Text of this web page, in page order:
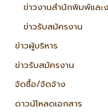
ข่าวงานสำนักพิมพ์และ
ข่าวรับสมัครงาน
ข่าวผู้บริหาร
ข่าวรับสมัครงาน
จัดซื้อ/จัดจ้าง
ดาวน์โหลดเอกสาร